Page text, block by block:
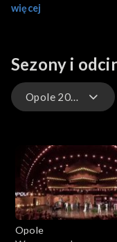
Występ znalazł się w
konkursowych, jak i
więcej
Sezony i
Opole 2026 – występy
Opole 2026 – występy
Opole 2025
Opole